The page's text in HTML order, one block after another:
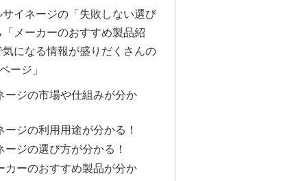
ましょう。こちらをタップして
表示されます。
のメニューをタップしてみたい
とこのようにお知らせの詳細画
。
サイネージの「失敗しない選び
メーカーのおすすめ製品紹
気になる情報が盛りだくさんの
ージ」
ージの市場や仕組みが分か
ージの利用用途が分かる！
ージの選び方が分かる！
カーのおすすめ製品が分か